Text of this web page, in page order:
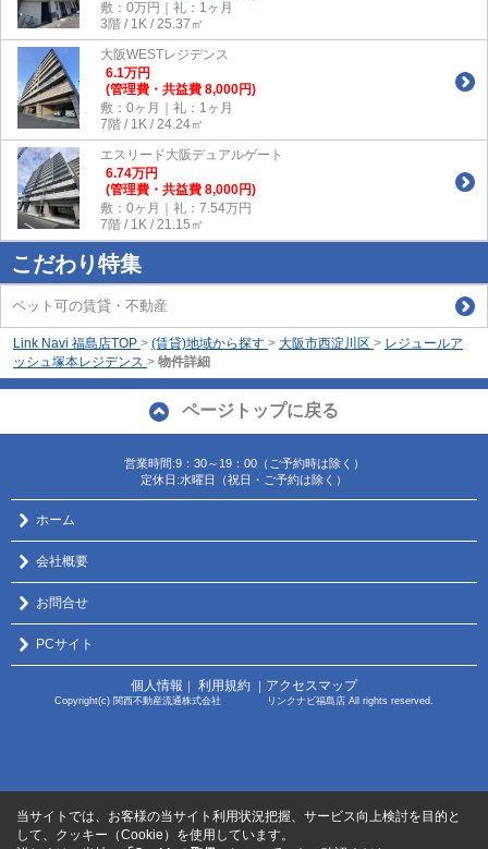
敷：0万円｜礼：1ヶ月
3階 / 1K / 25.37㎡
大阪WESTレジデンス
6.1万円
(管理費・共益費 8,000円)
敷：0ヶ月｜礼：1ヶ月
7階 / 1K / 24.24㎡
エスリード大阪デュアルゲート
6.74万円
(管理費・共益費 8,000円)
敷：0ヶ月｜礼：7.54万円
7階 / 1K / 21.15㎡
こだわり特集
ペット可の賃貸・不動産
Link Navi 福島店TOP > (賃貸)地域から探す > 大阪市西淀川区 > レジュールア
ッシュ塚本レジデンス > 物件詳細
ページトップに戻る
営業時間:9：30～19：00（ご予約時は除く）
定休日:水曜日（祝日・ご予約は除く）
ホーム
会社概要
お問合せ
PCサイト
個人情報 ｜ 利用規約 ｜ アクセスマップ
Copyright(c) 関西不動産流通株式会社 リンクナビ福島店 All rights reserved.
当サイトでは、お客様の当サイト利用状況把握、サービス向上検討を目的と
して、クッキー（Cookie）を使用しています。